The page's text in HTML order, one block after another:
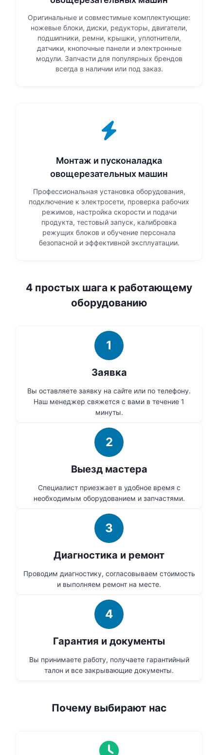
Оригинальные и совместимые комплектующие:
ножевые блоки, диски, редукторы, двигатели,
подшипники, ремни, крышки, уплотнители,
датчики, кнопочные панели и электронные
модули. Запчасти для популярных брендов
всегда в наличии или под заказ.
Монтаж и пусконаладка
овощерезательных машин
Профессиональная установка оборудования,
подключение к электросети, проверка рабочих
режимов, настройка скорости и подачи
продукта, тестовый запуск, калибровка
режущих блоков и обучение персонала
безопасной и эффективной эксплуатации.
4 простых шага к работающему
оборудованию
1
Заявка
Вы оставляете заявку на сайте или по телефону.
Наш менеджер свяжется с вами в течение 1
минуты.
2
Выезд мастера
Специалист приезжает в удобное время с
необходимым оборудованием и запчастями.
3
Диагностика и ремонт
Проводим диагностику, согласовываем стоимость
и выполняем ремонт на месте.
4
Гарантия и документы
Вы принимаете работу, получаете гарантийный
талон и все закрывающие документы.
Почему выбирают нас